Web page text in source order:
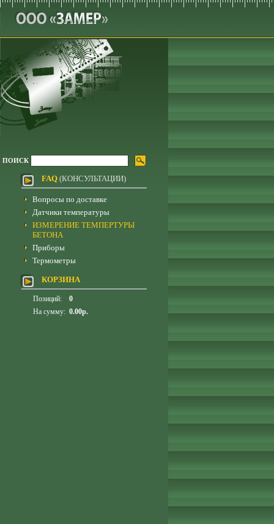
ПОИСК
FAQ(КОНСУЛЬТАЦИИ)
Вопросы по доставке
Датчики температуры
ИЗМЕРЕНИЕ ТЕМПЕРТУРЫ
БЕТОНА
Приборы
Термометры
КОРЗИНА
Позиций:
0
На сумму: 0.00р.